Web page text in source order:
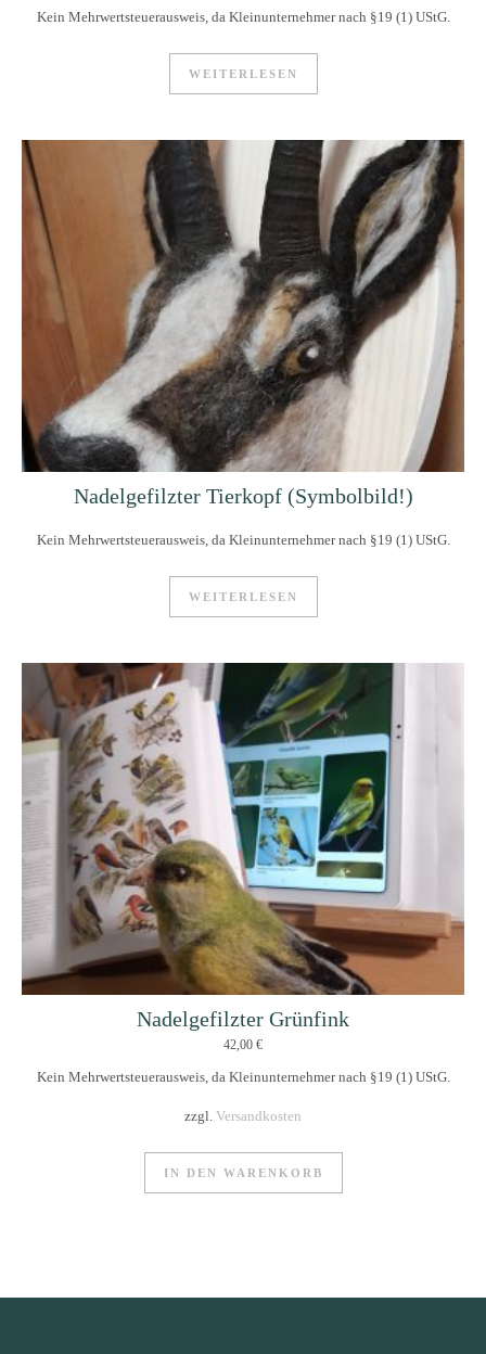
Kein Mehrwertsteuerausweis, da Kleinunternehmer nach §19 (1) UStG.
WEITERLESEN
Nadelgefilzter Tierkopf (Symbolbild!)
Kein Mehrwertsteuerausweis, da Kleinunternehmer nach §19 (1) UStG.
WEITERLESEN
Nadelgefilzter Grünfink
42,00 €
Kein Mehrwertsteuerausweis, da Kleinunternehmer nach §19 (1) UStG.
zzgl. Versandkosten
IN DEN WARENKORB